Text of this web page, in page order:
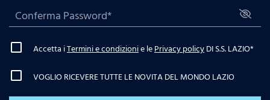
Accetta iTermini e condizionie lePrivacy policyDI S.S. LAZIO*
VOGLIO RICEVERE TUTTE LE NOVITA DEL MONDO LAZIO